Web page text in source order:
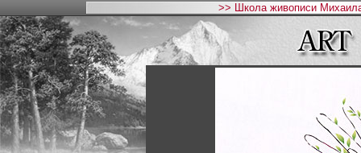
>> Школа живописи